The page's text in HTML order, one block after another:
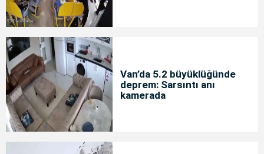
Van’da 5.2 büyüklüğünde
deprem: Sarsıntı anı
kamerada